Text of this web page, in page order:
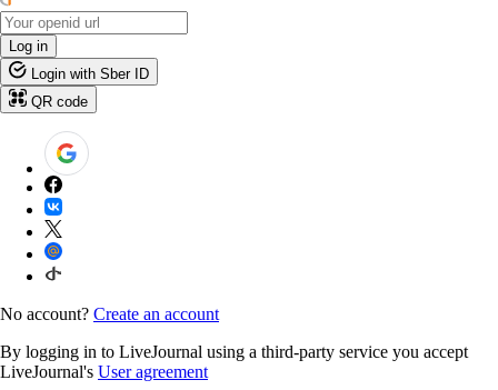
Log in
Login with Sber ID
QR code
No account? Create an account
By logging in to LiveJournal using a third-party service you accept
LiveJournal's User agreement